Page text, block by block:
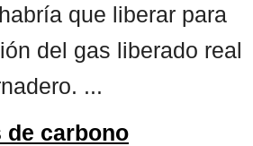
que liberar para
del gas liberado real
...
de carbono